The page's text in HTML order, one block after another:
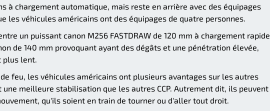
à chargement automatique, mais reste en arrière avec des équipages
les véhicules américains ont des équipages de quatre personnes.
un puissant canon M256 FASTDRAW de 120 mm à chargement rapide
de 140 mm provoquant ayant des dégâts et une pénétration élevée,
plus lent.
feu, les véhicules américains ont plusieurs avantages sur les autres
meilleure stabilisation que les autres CCP. Autrement dit, ils peuvent
qu'ils soient en train de tourner ou d'aller tout droit.